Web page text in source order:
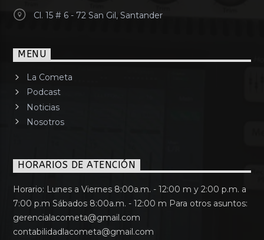
Cl. 15 # 6 - 72 San Gil, Santander
MENU
La Cometa
Podcast
Noticias
Nosotros
HORARIOS DE ATENCIÓN
Horario: Lunes a Viernes 8:00a.m. - 12:00 m y 2:00 p.m. a
7:00 p.m Sábados 8:00a.m. - 12:00 m Para otros asuntos:
gerencialacometa@gmail.com
contabilidadlacometa@gmail.com